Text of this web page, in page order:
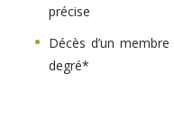
précise
Décès d’un
degré*